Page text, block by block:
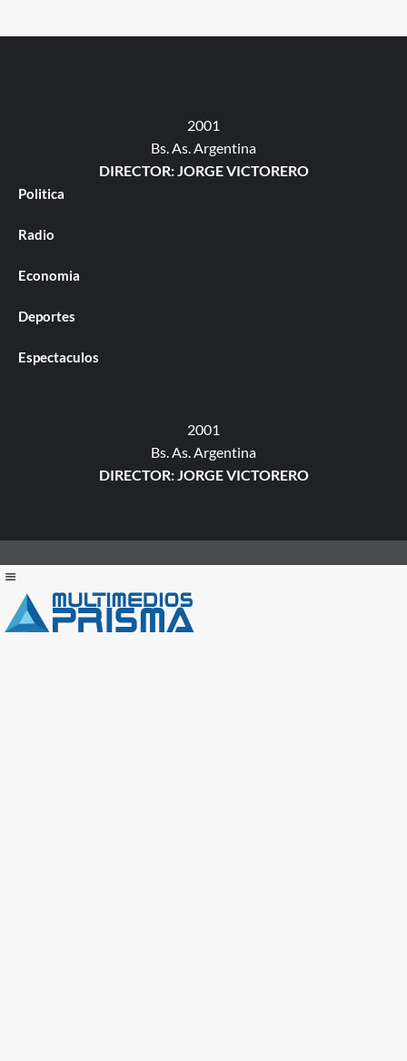
2001
Bs. As. Argentina
DIRECTOR: JORGE VICTORERO
Politica
Radio
Economia
Deportes
Espectaculos
2001
Bs. As. Argentina
DIRECTOR: JORGE VICTORERO